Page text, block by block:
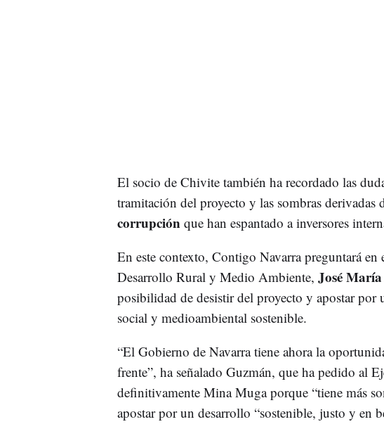
El socio de Chivite también ha recordado las
tramitación del proyecto y las sombras derivadas
corrupciónque han espantado a inversores
En este contexto, Contigo Navarra preguntará
Desarrollo Rural y Medio Ambiente, José
posibilidad de desistir del proyecto y apostar
social y medioambiental sostenible.
“El Gobierno de Navarra tiene ahora la
frente”, ha señalado Guzmán, que ha pedido al
definitivamente Mina Muga porque “tiene más
apostar por un desarrollo “sostenible, justo y en